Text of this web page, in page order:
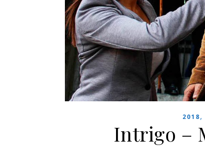
2018,
Intrigo –